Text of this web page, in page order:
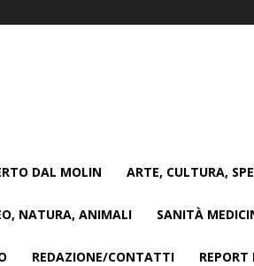
DAL MOLIN ARTE, CULTURA,
NATURA, ANIMALI SANITÀ
REDAZIONE/CONTATTI